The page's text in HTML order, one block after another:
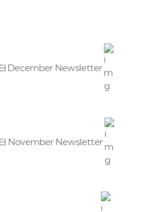
터 December Newsletter
터 November Newsletter